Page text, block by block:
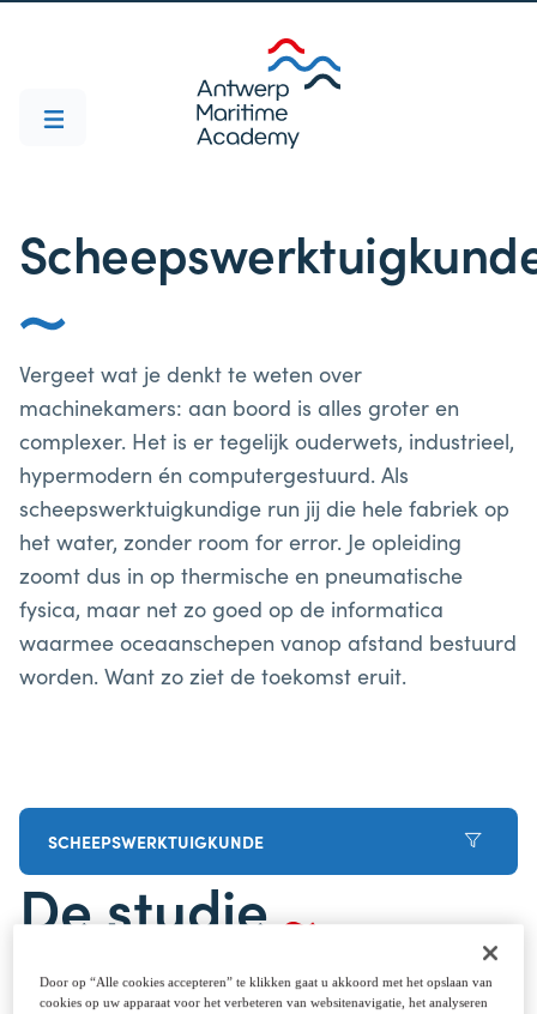
Vergeet wat je denkt te weten over
machinekamers: aan boord is alles groter en
complexer. Het is er tegelijk ouderwets, industrieel,
hypermodern én computergestuurd. Als
scheepswerktuigkundige run jij die hele fabriek op
het water, zonder room for error. Je opleiding
zoomt dus in op thermische en pneumatische
fysica, maar net zo goed op de informatica
waarmee oceaanschepen vanop afstand bestuurd
worden. Want zo ziet de toekomst eruit.
SCHEEPSWERKTUIGKUNDE
De studie
voor het functioneren van het schip als machine:
Door op “Alle cookies accepteren” te klikken gaat u akkoord met het opslaan van
cookies op uw apparaat voor het verbeteren van websitenavigatie, het analyseren